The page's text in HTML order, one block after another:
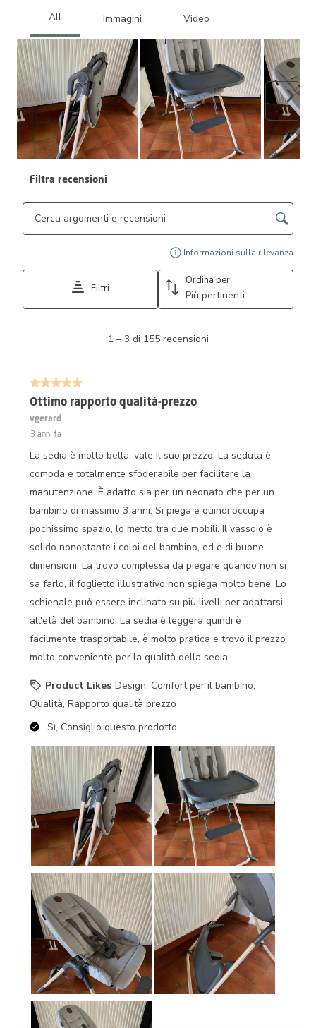
Filtra recensioni
Cerca argomenti e ricerca delle recensioni
Informazioni sulla rilevanza
Filtri
Ordina per
Più pertinenti
3
155
recensioni.
1 – 3 di 155 recensioni
5 su 5 stelle.
Ottimo rapporto qualità-prezzo
vgerard
3 anni fa
La sedia è molto bella, vale il suo prezzo. La seduta è
comoda e totalmente sfoderabile per facilitare la
manutenzione. È adatto sia per un neonato che per un
bambino di massimo 3 anni. Si piega e quindi occupa
pochissimo spazio, lo metto tra due mobili. Il vassoio è
solido nonostante i colpi del bambino, ed è di buone
dimensioni. La trovo complessa da piegare quando non si
sa farlo, il foglietto illustrativo non spiega molto bene. Lo
schienale può essere inclinato su più livelli per adattarsi
all'età del bambino. La sedia è leggera quindi è
facilmente trasportabile, è molto pratica e trovo il prezzo
molto conveniente per la qualità della sedia.
Product Likes Design, Comfort per il bambino,
Qualità, Rapporto qualità prezzo
Sì, Consiglio questo prodotto.